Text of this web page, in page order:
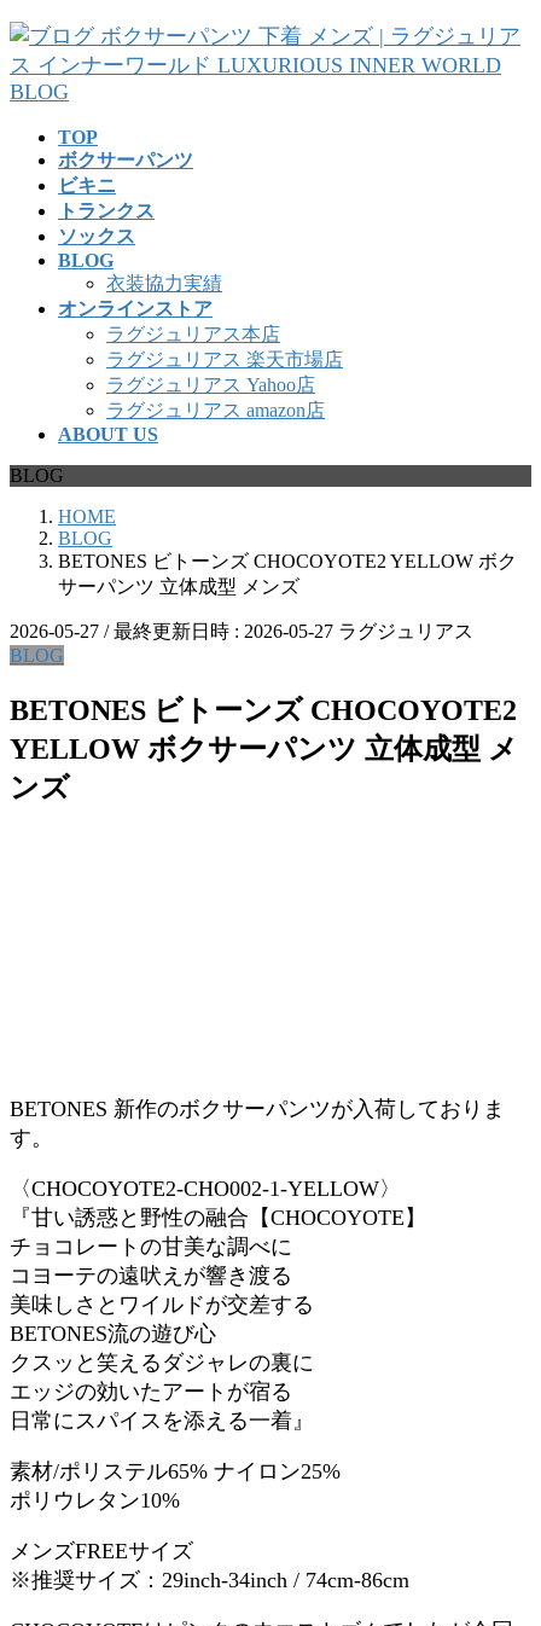
コ
ン
テ
ン
ナ
ビ
ゲ
ー
TOP
ボクサーパンツ
ビキニ
トランクス
ソックス
BLOG
衣装協力実績
オンラインストア
ラグジュリアス本店
ラグジュリアス 楽天市場店
ラグジュリアス Yahoo店
ラグジュリアス amazon店
ABOUT US
BLOG
HOME
BLOG
BETONES ビトーンズ CHOCOYOTE2 YELLOW ボク
サーパンツ 立体成型 メンズ
2026-05-27 / 最終更新日時 : 2026-05-27 ラグジュリアス
BLOG
BETONES ビトーンズ CHOCOYOTE2
YELLOW ボクサーパンツ 立体成型 メ
ンズ
BETONES 新作のボクサーパンツが入荷しておりま
す。
〈CHOCOYOTE2-CHO002-1-YELLOW〉
『甘い誘惑と野性の融合【CHOCOYOTE】
チョコレートの甘美な調べに
コヨーテの遠吠えが響き渡る
美味しさとワイルドが交差する
BETONES流の遊び心
クスッと笑えるダジャレの裏に
エッジの効いたアートが宿る
日常にスパイスを添える一着』
素材/ポリステル65% ナイロン25%
ポリウレタン10%
メンズFREEサイズ
※推奨サイズ：29inch-34inch / 74cm-86cm